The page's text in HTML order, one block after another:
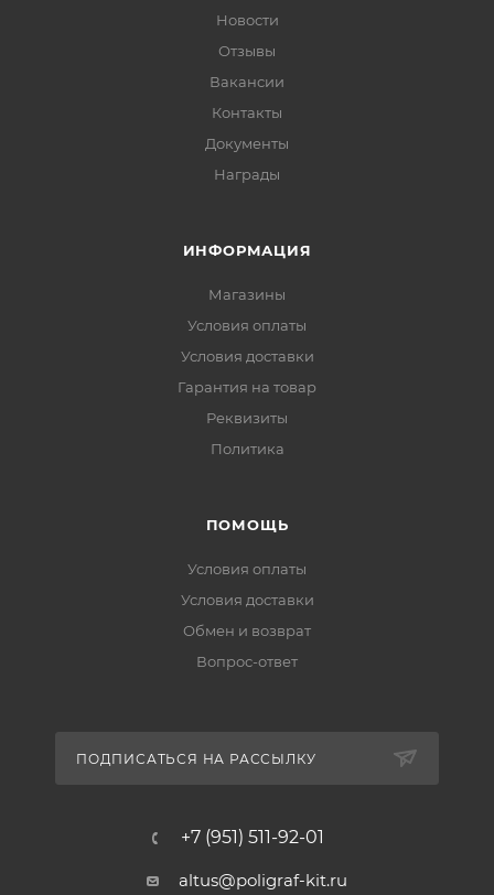
Новости
Отзывы
Вакансии
Контакты
Документы
Награды
ИНФОРМАЦИЯ
Магазины
Условия оплаты
Условия доставки
Гарантия на товар
Реквизиты
Политика
ПОМОЩЬ
Условия оплаты
Условия доставки
Обмен и возврат
Вопрос-ответ
ПОДПИСАТЬСЯ НА РАССЫЛКУ
+7 (951) 511-92-01
altus@poligraf-kit.ru